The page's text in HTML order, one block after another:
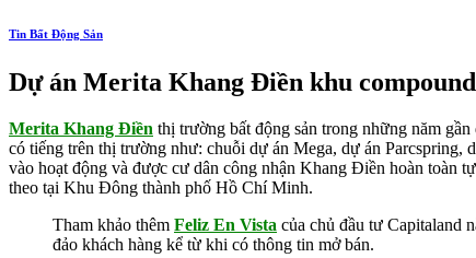
Tin Bất Động Sản
Dự án Merita Khang Điền khu
Merita Khang Điền thị trường bất động sản trong những năm
có tiếng trên thị trường như: chuỗi dự án Mega, dự án
vào hoạt động và được cư dân công nhận Khang Điền hoàn toàn
theo tại Khu Đông thành phố Hồ Chí Minh.
Tham khảo thêm Feliz En Vista của chủ đầu tư Capitaland
đảo khách hàng kể từ khi có thông tin mở bán.